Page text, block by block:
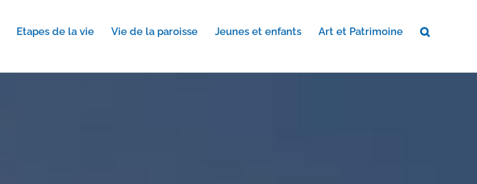
Etapes de la vie Vie de la paroisse Jeunes et enfants Art et Patrimoine